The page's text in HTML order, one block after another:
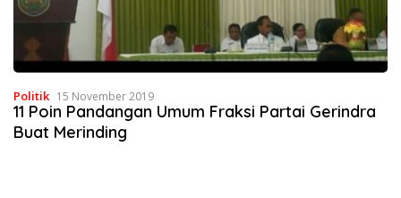
Politik 15 November 2019
11 Poin Pandangan Umum Fraksi Partai Gerindra
Buat Merinding